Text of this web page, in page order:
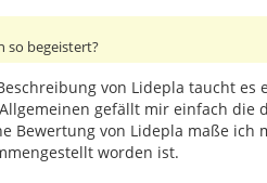
so begeistert?
von Lidepla taucht es
gefällt mir einfach die
Bewertung von Lidepla maße
worden ist.